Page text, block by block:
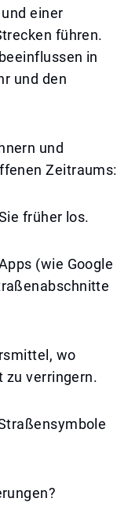
einer
führen.
in
und den
und
Zeitraums:
früher los.
(wie Google
wo
zu verringern.